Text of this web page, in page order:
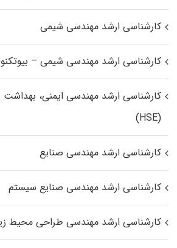
کارشناسی ارشد مهندسی شیمی
کارشناسی ارشد مهندسی شیمی –
کارشناسی ارشد مهندسی ایمنی،
(HSE)
کارشناسی ارشد مهندسی صنایع
کارشناسی ارشد مهندسی صنایع سیستم
کارشناسی ارشد مهندسی طراحی محیط